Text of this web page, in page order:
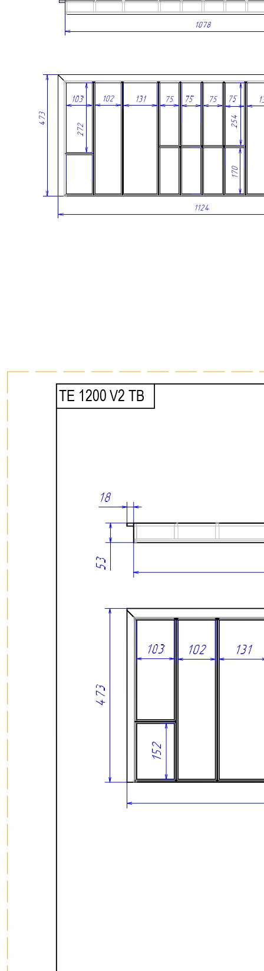
Материал разделителей: массив дуба
Материал основания: МДФ, облицованный шпоном
Изделие изготовлено вручную.
В комплект входит:
Деревянный лоток TETRIS из массива дуба в цвете
столовых приборов и кухонных принадлежностей.
• Современный дизайн с прямыми линиями и лаконичными
формами гармонично сочетается с актуальными системами
выдвижных ящиков.
• Древесина дуба отличается высокой прочностью,
• Многослойное лаковое покрытие защищает поверхность от
повреждений и помогает сохранить первоначальный внешний
вид изделия на долгие годы.
• Все элементы лотка изготавливаются и собираются
вручную, что обеспечивает высокое качество исполнения и
внимание к каждой детали.
Сделано вручную в России
Гарантия: 2 года
Дополнительно лоток можно оснастить вставкой А для
хранения ножей или баночек со специями. Вставка
Информация
Юридическая информация
©2020 - 2026 «ONLY-WOOD»